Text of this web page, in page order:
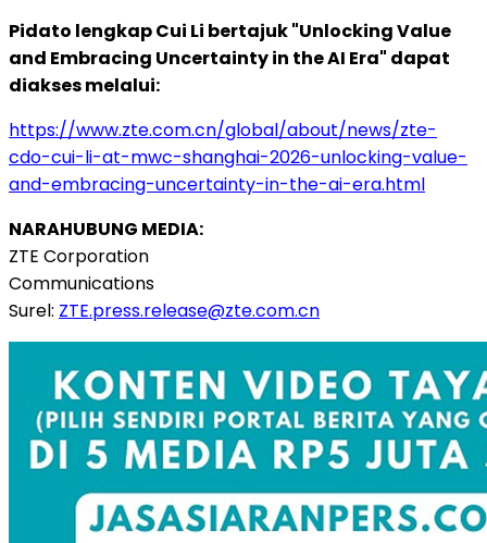
Pidato lengkap Cui Li bertajuk "Unlocking Value
and Embracing Uncertainty in the AI Era" dapat
diakses melalui:
https://www.zte.com.cn/global/about/news/zte-
cdo-cui-li-at-mwc-shanghai-2026-unlocking-value-
and-embracing-uncertainty-in-the-ai-era.html
NARAHUBUNG MEDIA:
ZTE Corporation
Communications
Surel: ZTE.press.release@zte.com.cn